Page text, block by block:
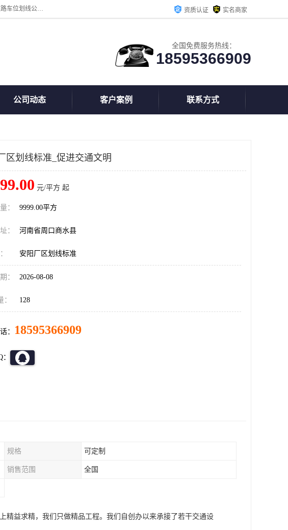
周口中为交通设施工程有限公司是一家洛阳道路划线公司、郑州道路划线公司、平顶山道路车位划线公司、开封车位划线公司、许昌道路车位划线公司、漯河道路车位划线公司，公司始终坚持“诚信、匠心、专注”的宗旨；我们的经营理念是：的服务。 资质认证 实名商家
全国免费服务热线：
18595366909
公司动态 客户案例 联系方式
区划线标准_促进交通文明
99.00 元/平方 起
： 9999.00平方
： 河南省周口商水县
安阳厂区划线标准
： 2026-08-08
： 128
： 18595366909
规格 可定制
销售范围 全国
精益求精，我们只做精品工程。我们自创办以来承接了若干交通设